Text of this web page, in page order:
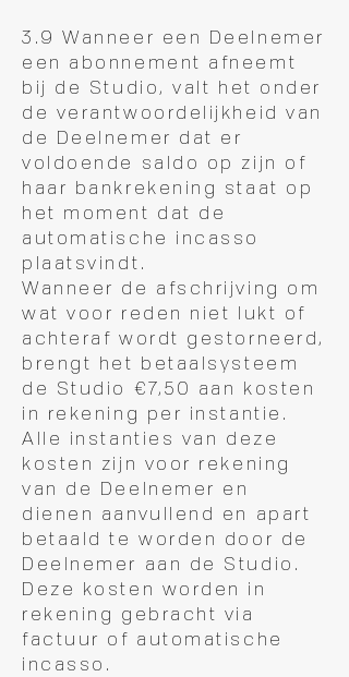
3.9 Wanneer een Deelnemer
een abonnement afneemt
bij de Studio, valt het onder
de verantwoordelijkheid van
de Deelnemer dat er
voldoende saldo op zijn of
haar bankrekening staat op
het moment dat de
automatische incasso
plaatsvindt.
Wanneer de afschrijving om
wat voor reden niet lukt of
achteraf wordt gestorneerd,
brengt het betaalsysteem
de Studio €7,50 aan kosten
in rekening per instantie.
Alle instanties van deze
kosten zijn voor rekening
van de Deelnemer en
dienen aanvullend en apart
betaald te worden door de
Deelnemer aan de Studio.
Deze kosten worden in
rekening gebracht via
factuur of automatische
incasso.